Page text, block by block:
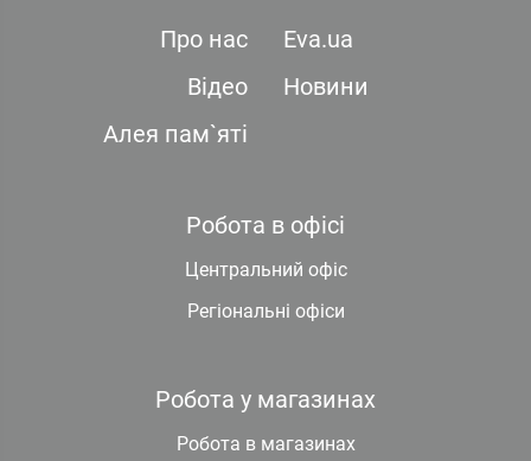
Про нас
Eva.ua
Відео
Новини
Алея пам`яті
Робота в офісі
Центральний офіс
Регіональні офіси
Робота у магазинах
Робота в магазинах